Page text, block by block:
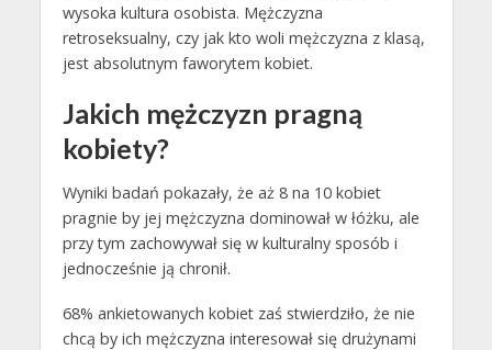
wysoka kultura osobista. Mężczyzna
retroseksualny, czy jak kto woli mężczyzna z klasą,
jest absolutnym faworytem kobiet.
Jakich mężczyzn pragną
kobiety?
Wyniki badań pokazały, że aż 8 na 10 kobiet
pragnie by jej mężczyzna dominował w łóżku, ale
przy tym zachowywał się w kulturalny sposób i
jednocześnie ją chronił.
68% ankietowanych kobiet zaś stwierdziło, że nie
chcą by ich mężczyzna interesował się drużynami